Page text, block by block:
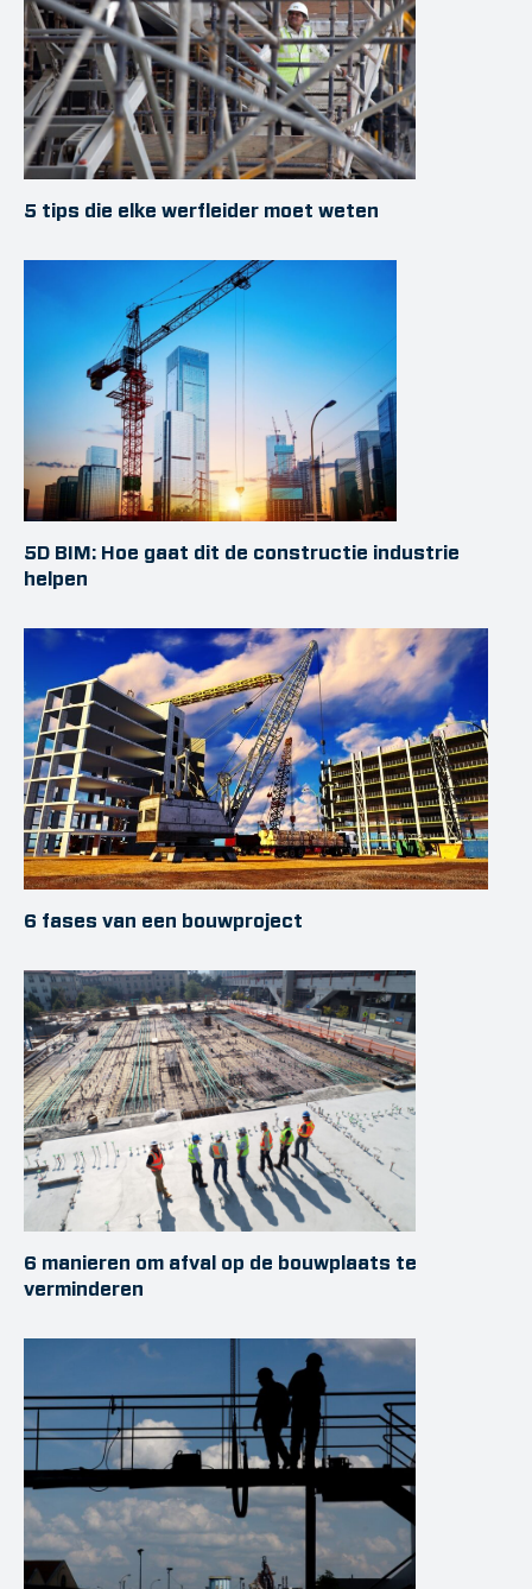
5 tips die elke werfleider moet weten
5D BIM: Hoe gaat dit de constructie industrie
helpen
6 fases van een bouwproject
6 manieren om afval op de bouwplaats te
verminderen